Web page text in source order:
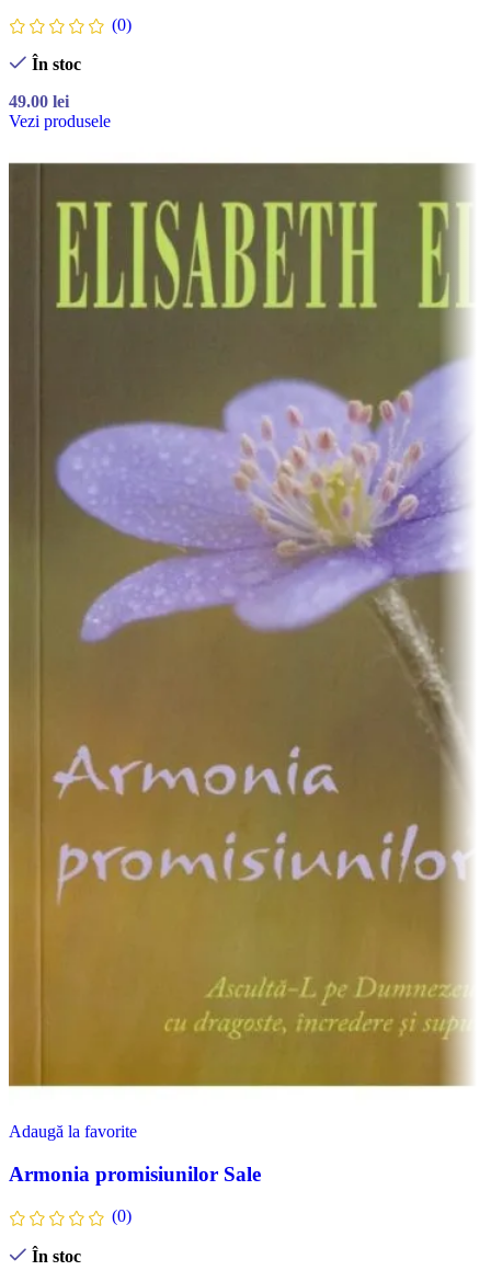
(0)
În stoc
49.00 lei
Vezi produsele
Adaugă la favorite
Armonia promisiunilor Sale
(0)
În stoc